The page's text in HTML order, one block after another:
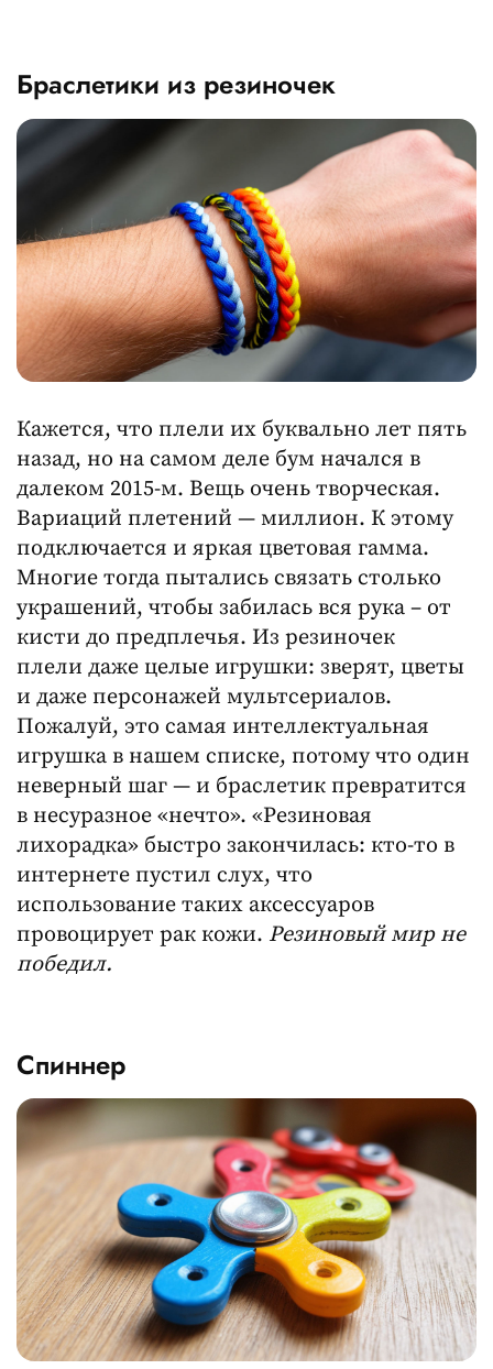
Браслетики из резиночек
Кажется, что плели их буквально лет пять
назад, но на самом деле бум начался в
далеком 2015-м. Вещь очень творческая.
Вариаций плетений — миллион. К этому
подключается и яркая цветовая гамма.
Многие тогда пытались связать столько
украшений, чтобы забилась вся рука – от
кисти до предплечья. Из резиночек
плели даже целые игрушки: зверят, цветы
и даже персонажей мультсериалов.
Пожалуй, это самая интеллектуальная
игрушка в нашем списке, потому что один
неверный шаг — и браслетик превратится
в несуразное «нечто». «Резиновая
лихорадка» быстро закончилась: кто-то в
интернете пустил слух, что
использование таких аксессуаров
провоцирует рак кожи. Резиновый мир не
победил.
Спиннер